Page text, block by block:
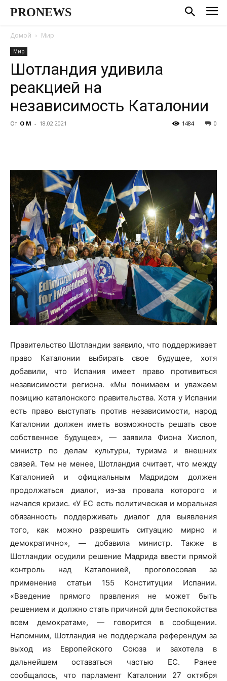
PRONEWS
Домой Мир
Мир
Шотландия удивила
реакцией на
независимость Каталонии
От О М - 18.02.2021 0
1484
Правительство Шотландии заявило, что поддерживает
право Каталонии выбирать свое будущее, хотя
добавили, что Испания имеет право противиться
независимости региона. «Мы понимаем и уважаем
позицию каталонского правительства. Хотя у Испании
есть право выступать против независимости, народ
Каталонии должен иметь возможность решать свое
собственное будущее», — заявила Фиона Хислоп,
министр по делам культуры, туризма и внешних
связей. Тем не менее, Шотландия считает, что между
Каталонией и официальным Мадридом должен
продолжаться диалог, из-за провала которого и
начался кризис. «У ЕС есть политическая и моральная
обязанность поддерживать диалог для выявления
того, как можно разрешить ситуацию мирно и
демократично», — добавила министр. Также в
Шотландии осудили решение Мадрида ввести прямой
контроль над Каталонией, проголосовав за
применение статьи 155 Конституции Испании.
«Введение прямого правления не может быть
решением и должно стать причиной для беспокойства
всем демократам», — говорится в сообщении.
Напомним, Шотландия не поддержала референдум за
выход из Европейского Союза и захотела в
дальнейшем оставаться частью ЕС. Ранее
сообщалось, что парламент Каталонии 27 октября